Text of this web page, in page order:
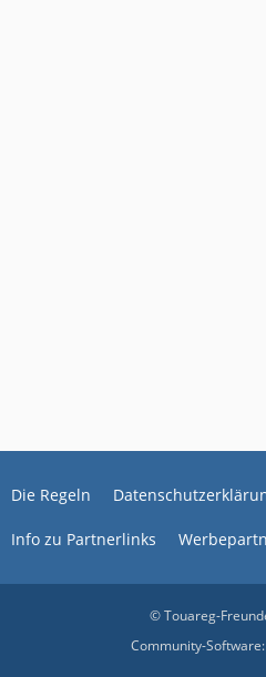
Die Regeln
Info zu Partnerlinks
© Touareg-
Community-Software: